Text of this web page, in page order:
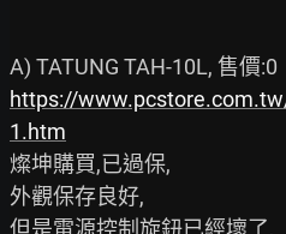
https://
1.htm
燦坤購買,已過保,
外觀保存良好,
但是電源控制旋鈕已經壞了,